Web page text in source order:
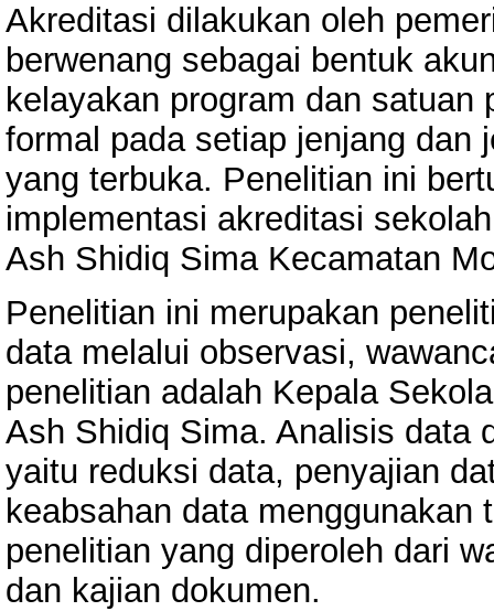
Akreditasi dilakukan oleh
berwenang sebagai bentuk
kelayakan program dan
formal pada setiap jenjang dan
yang terbuka. Penelitian ini
implementasi akreditasi
Ash Shidiq Sima Kecamatan
Penelitian ini merupakan
data melalui observasi,
penelitian adalah Kepala
Ash Shidiq Sima. Analisis data
yaitu reduksi data, penyajian
keabsahan data
penelitian yang diperoleh dari
dan kajian dokumen.